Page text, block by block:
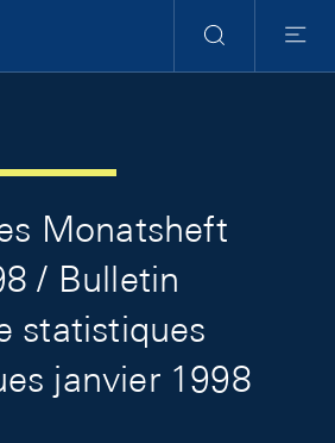
Ricerca
Menu
Monatsheft
/ Bulletin
statistiques
janvier 1998